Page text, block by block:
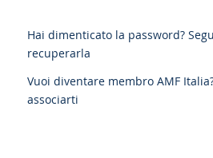
Hai dimenticato la password?
recuperarla
Vuoi diventare membro AMF
associarti